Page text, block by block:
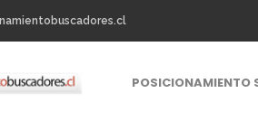
POSICIONAMIENTO